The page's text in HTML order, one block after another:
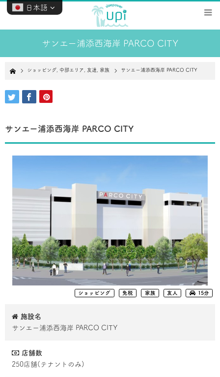
サンエー浦添西海岸 PARCO CITY
Home ショッピング 中部エリア 友達 家族 サンエー浦添西海岸 PARCO CITY
サンエー浦添西海岸 PARCO CITY
ショッピング 免税 家族 友人 15分
施設名
サンエー浦添西海岸 PARCO CITY
店舗数
250店舗(テナントのみ)
日本語